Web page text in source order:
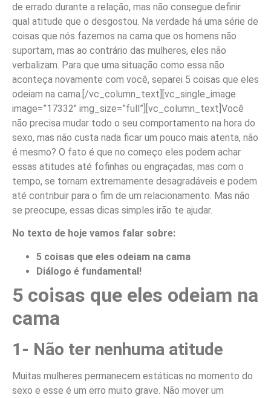
de errado durante a relação, mas não consegue definir
qual atitude que o desgostou. Na verdade há uma série de
coisas que nós fazemos na cama que os homens não
suportam, mas ao contrário das mulheres, eles não
verbalizam. Para que uma situação como essa não
aconteça novamente com você, separei 5 coisas que eles
odeiam na cama. [/vc_column_text][vc_single_image
image=”17332″ img_size=”full”][vc_column_text] Você
não precisa mudar todo o seu comportamento na hora do
sexo, mas não custa nada ficar um pouco mais atenta, não
é mesmo? O fato é que no começo eles podem achar
essas atitudes até fofinhas ou engraçadas, mas com o
tempo, se tornam extremamente desagradáveis e podem
até contribuir para o fim de um relacionamento. Mas não
se preocupe, essas dicas simples irão te ajudar.
No texto de hoje vamos falar sobre:
5 coisas que eles odeiam na cama
Diálogo é fundamental!
5 coisas que eles odeiam na
cama
1- Não ter nenhuma atitude
Muitas mulheres permanecem estáticas no momento do
sexo e esse é um erro muito grave. Não mover um